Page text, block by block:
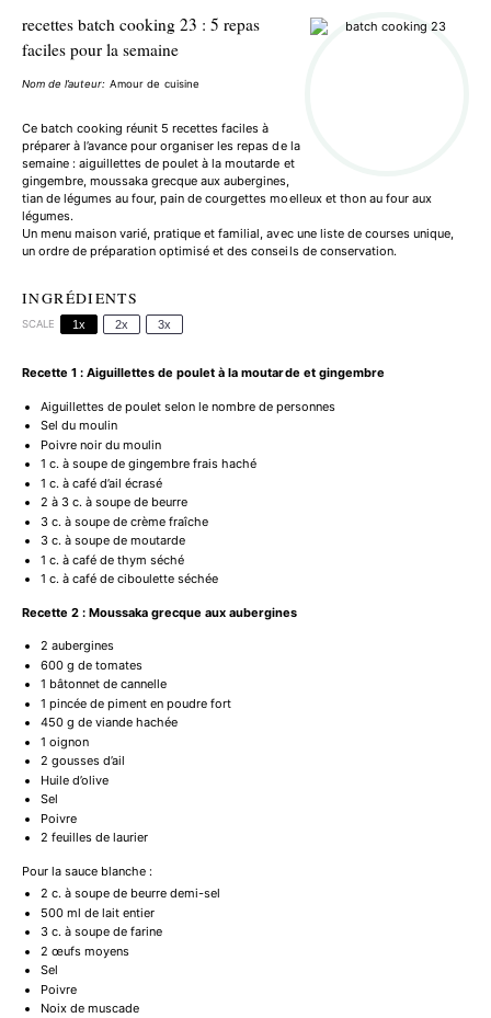
recettes batch cooking 23 : 5 repas
faciles pour la semaine
Nom de l’auteur: Amour de cuisine
Ce batch cooking réunit 5 recettes faciles à
préparer à l’avance pour organiser les repas de la
semaine : aiguillettes de poulet à la moutarde et
gingembre, moussaka grecque aux aubergines,
tian de légumes au four, pain de courgettes moelleux et thon au four aux
légumes.
Un menu maison varié, pratique et familial, avec une liste de courses unique,
un ordre de préparation optimisé et des conseils de conservation.
INGRÉDIENTS
SCALE 1x 2x 3x
Recette 1 : Aiguillettes de poulet à la moutarde et gingembre
Aiguillettes de poulet selon le nombre de personnes
Sel du moulin
Poivre noir du moulin
1 c. à soupe de gingembre frais haché
1 c. à café d’ail écrasé
2 à 3 c. à soupe de beurre
3c. à soupe de crème fraîche
3c. à soupe de moutarde
1 c. à café de thym séché
1 c. à café de ciboulette séchée
Recette 2 : Moussaka grecque aux aubergines
2 aubergines
600 g de tomates
1 bâtonnet de cannelle
1 pincée de piment en poudre fort
450 g de viande hachée
1 oignon
2 gousses d’ail
Huile d’olive
Sel
Poivre
2 feuilles de laurier
Pour la sauce blanche :
2 c. à soupe de beurre demi-sel
500ml de lait entier
3c. à soupe de farine
2 œufs moyens
Sel
Poivre
Noix de muscade